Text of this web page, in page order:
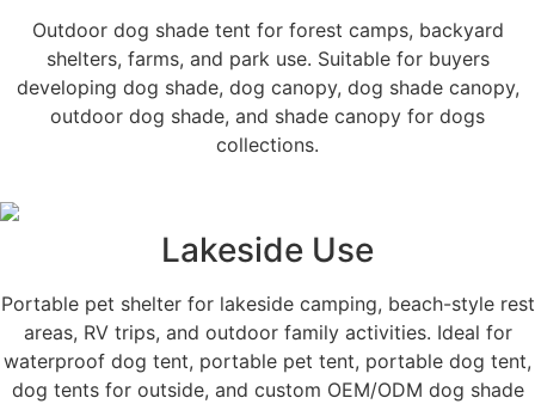
Outdoor dog shade tent for forest camps, backyard
shelters, farms, and park use. Suitable for buyers
developing dog shade, dog canopy, dog shade canopy,
outdoor dog shade, and shade canopy for dogs
collections.
Lakeside Use
Portable pet shelter for lakeside camping, beach-style rest
areas, RV trips, and outdoor family activities. Ideal for
waterproof dog tent, portable pet tent, portable dog tent,
dog tents for outside, and custom OEM/ODM dog shade